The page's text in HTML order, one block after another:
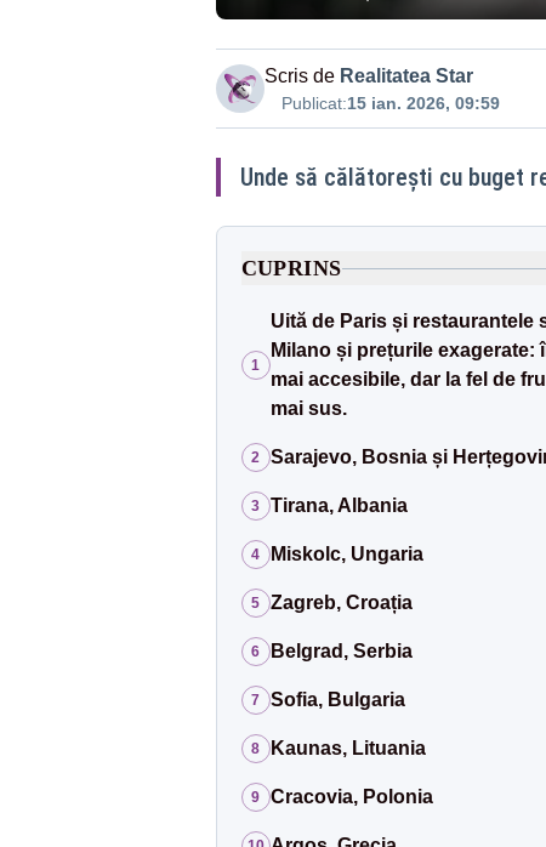
Scris de Realitatea Star
Publicat:15 ian. 2026, 09:59
Unde să călătorești cu buget
CUPRINS
1
Uită de Paris și restaurantele
Milano și prețurile
mai accesibile, dar la fel de
mai sus.
2 Sarajevo, Bosnia și
3 Tirana, Albania
4 Miskolc, Ungaria
5 Zagreb, Croația
6 Belgrad, Serbia
7 Sofia, Bulgaria
8 Kaunas, Lituania
9 Cracovia, Polonia